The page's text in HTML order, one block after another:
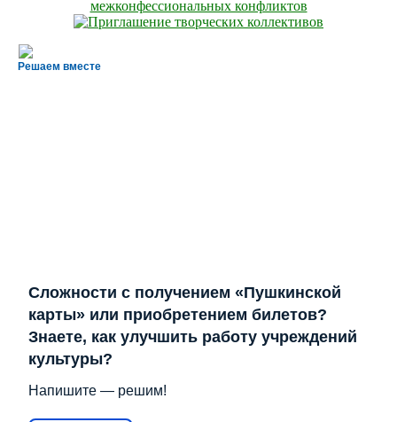
Решаем вместе
Сложности с получением «Пушкинской
карты» или приобретением билетов?
Знаете, как улучшить работу учреждений
культуры?
Напишите — решим!